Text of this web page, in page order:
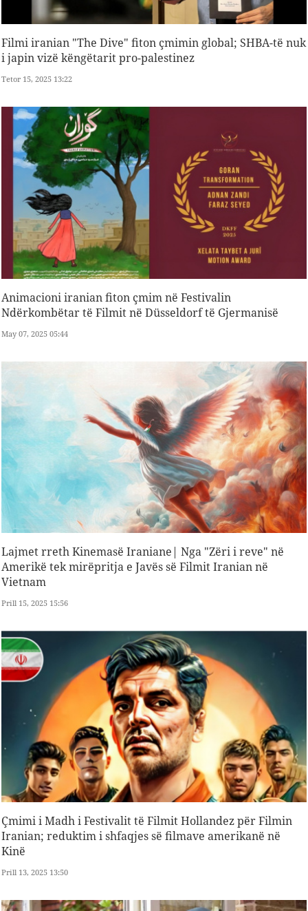
Filmi iranian "The Dive" fiton çmimin global; SHBA-të nuk
i japin vizë këngëtarit pro-palestinez
Tetor 15, 2025 13:22
Animacioni iranian fiton çmim në Festivalin
Ndërkombëtar të Filmit në Düsseldorf të Gjermanisë
May 07, 2025 05:44
Lajmet rreth Kinemasë Iraniane| Nga "Zëri i reve" në
Amerikë tek mirëpritja e Javës së Filmit Iranian në
Vietnam
Prill 15, 2025 15:56
Çmimi i Madh i Festivalit të Filmit Hollandez për Filmin
Iranian; reduktim i shfaqjes së filmave amerikanë në
Kinë
Prill 13, 2025 13:50